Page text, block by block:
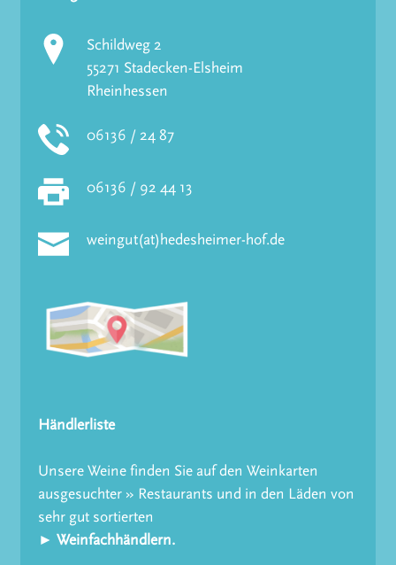
Schildweg 2
55271 Stadecken-Elsheim
Rheinhessen
06136 / 24 87
06136 / 92 44 13
weingut(at)hedesheimer-hof.de
Händlerliste
Unsere Weine finden Sie auf den Weinkarten
ausgesuchter » Restaurants und in den Läden von
sehr gut sortierten
► Weinfachhändlern.